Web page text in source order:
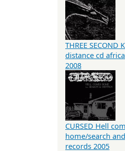
THREE SECOND
distance cd
2008
CURSED Hell
home/search
records 2005